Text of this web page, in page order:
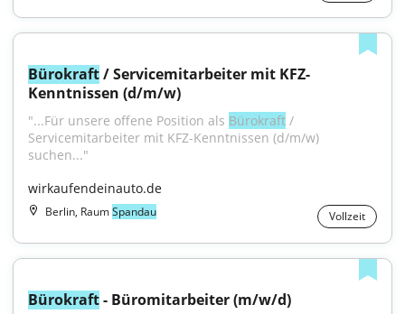
Bürokraft / Servicemitarbeiter mit KFZ-
Kenntnissen (d/m/w)
"...Für unsere offene Position als Bürokraft /
Servicemitarbeiter mit KFZ-Kenntnissen (d/m/w)
suchen..."
wirkaufendeinauto.de
Berlin, RaumSpandau Vollzeit
Bürokraft - Büromitarbeiter (m/w/d)